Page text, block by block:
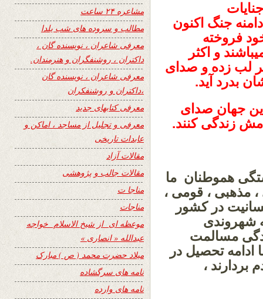
جنگ اکنون
فروخته
و اکثر
لب زده و صدای
بدرد آید.
جهان صدای
زندگی کنند.
هموطنان ما
، مذهبی ، قومی ،
در کشور
شهروندی
مسالمت
ادامه تحصیل در
،
مشاعره ۲۴ ساعت
مطالب و سروده های شب یلدا
معرفی شاعران ، نویسنده گان ،
داکتران ، روشنفگران و هنرمندان.
معرفی شاعران ، نویسنده گان
،داکتران و روشنفکران
معرفی کتابهای جدید
معرفی و تجلیل از مساجد ، اماکن و
عابدات تاریخی
مقالات آزاد
مقالات جالب و پژوهشی
مناجا ت
مناجات
موعظه ای از شیخ الاسلام خواجه
عبدالله « انصاری »
میلاد حضرت محمد ( ص ) مبارک
نامه های سرگشاده
نامه های وارده